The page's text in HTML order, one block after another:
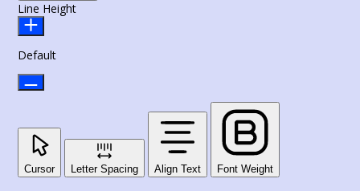
Line Height
Default
Cursor Letter Spacing Align Text Font Weight